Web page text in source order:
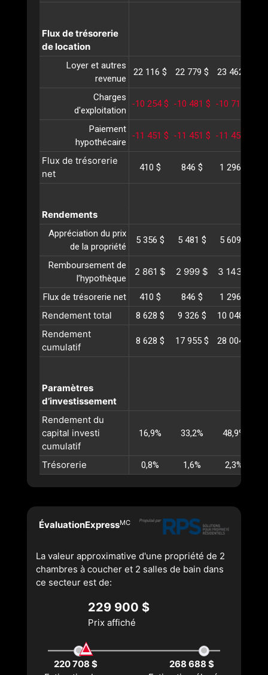
Flux de trésorerie
de location
Loyer et autres
revenue
22 116 $ 22 779 $ 23 462 $
Charges
d'exploitation
-10 254 $ -10 481 $ -10 715 $
Paiement
hypothécaire
-11 451 $ -11 451 $ -11 451 $
Flux de trésorerie
net
410 $ 846 $ 1 296 $
Rendements
Appréciation du prix
de la propriété
5 356 $ 5 481 $ 5 609 $
Remboursement de
l’hypothèque
2 861 $ 2 999 $ 3 143 $
Flux de trésorerie net 410 $ 846 $ 1 296 $
Rendement total 8 628 $ 9 326 $ 10 048 $
Rendement
cumulatif
8 628 $ 17 955 $ 28 004 $
Paramètres
d’investissement
Rendement du
capital investi
cumulatif
16,9% 33,2% 48,9%
Trésorerie 0,8% 1,6% 2,3%
ÉvaluationExpressMC
La valeur approximative d'une propriété de 2
chambres à coucher et 2 salles de bain dans
ce secteur est de:
229 900 $
Prix affiché
220 708 $
268 688 $